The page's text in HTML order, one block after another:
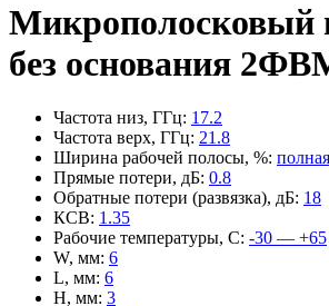
Микрополосковый
без основания
Частота низ, ГГц: 17.2
Частота верх, ГГц: 21.8
Ширина рабочей полосы, %: полная
Прямые потери, дБ: 0.8
Обратные потери (развязка), дБ: 18
КСВ: 1.35
Рабочие температуры, С: -30 — +65
W, мм: 6
L, мм: 6
H, мм: 3